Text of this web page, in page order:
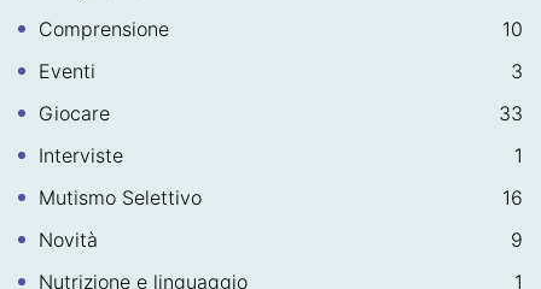
Comprensione
10
Eventi
3
Giocare
33
Interviste
1
Mutismo Selettivo
16
Novità
9
Nutrizione e linguaggio
1